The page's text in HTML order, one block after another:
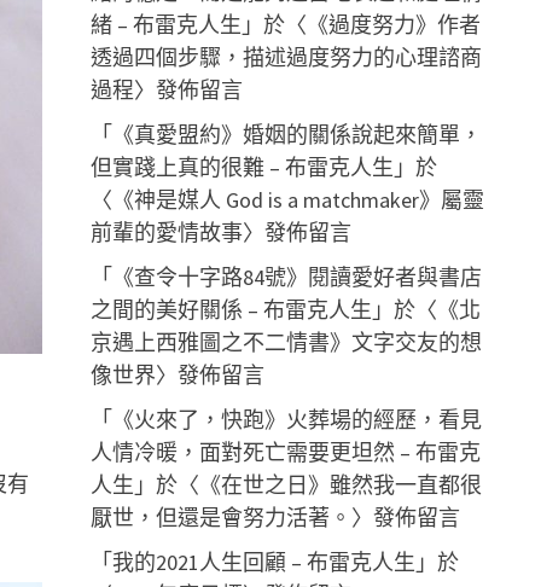
有
緒 – 布雷克人生 」於〈 《過度努力》作者
透過四個步驟，描述過度努力的心理諮商
過程〉發佈留言
「 《真愛盟約》婚姻的關係說起來簡單，
但實踐上真的很難 – 布雷克人生 」於
〈 《神是媒人 God is a matchmaker》屬靈
前輩的愛情故事〉發佈留言
「 《查令十字路84號》閱讀愛好者與書店
之間的美好關係 – 布雷克人生 」於〈 《北
京遇上西雅圖之不二情書》文字交友的想
像世界〉發佈留言
「 《火來了，快跑》火葬場的經歷，看見
人情冷暖，面對死亡需要更坦然 – 布雷克
人生 」於〈 《在世之日》雖然我一直都很
厭世，但還是會努力活著。 〉發佈留言
「我的2021人生回顧 – 布雷克人生 」於